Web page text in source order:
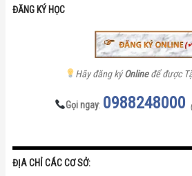
ĐĂNG KÝ HỌC
Hãy đăng kýOnlineđể được
Gọi ngay: 0988248000
ĐỊA CHỈ CÁC CƠ SỞ: